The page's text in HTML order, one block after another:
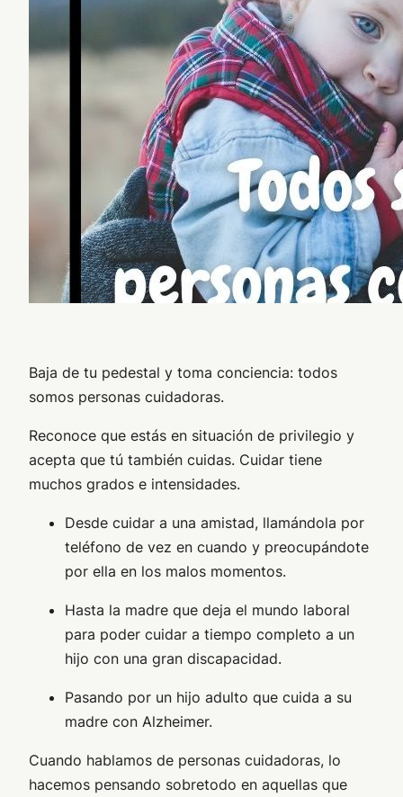
Baja de tu pedestal y toma conciencia: todos
somos personas cuidadoras.
Reconoce que estás en situación de privilegio y
acepta que tú también cuidas. Cuidar tiene
muchos grados e intensidades.
Desde cuidar a una amistad, llamándola por
teléfono de vez en cuando y preocupándote
por ella en los malos momentos.
Hasta la madre que deja el mundo laboral
para poder cuidar a tiempo completo a un
hijo con una gran discapacidad.
Pasando por un hijo adulto que cuida a su
madre con Alzheimer.
Cuando hablamos de personas cuidadoras, lo
hacemos pensando sobretodo en aquellas que